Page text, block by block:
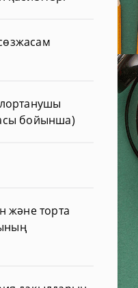
сөзжасам
бойынша)
және торта